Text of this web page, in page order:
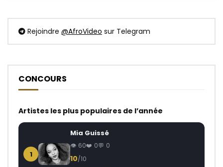
Rejoindre @AfroVideo sur Telegram
CONCOURS
Artistes les plus populaires de l’année
1
Mia Guissé
60 0 0
10/10